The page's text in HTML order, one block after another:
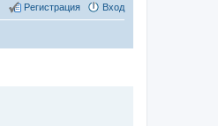
Вход
Регистрация